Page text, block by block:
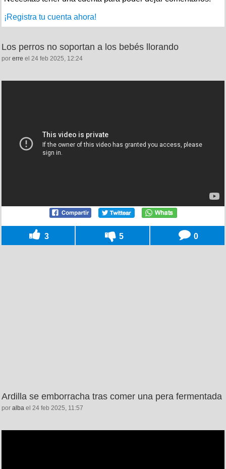
¡Registra tu cuenta ahora!
Los perros no soportan a los bebés llorando
por erre el 24 feb 2025, 12:24
3 5 0
Ardilla se emborracha tras comer una pera fermentada
por alba el 24 feb 2025, 11:57